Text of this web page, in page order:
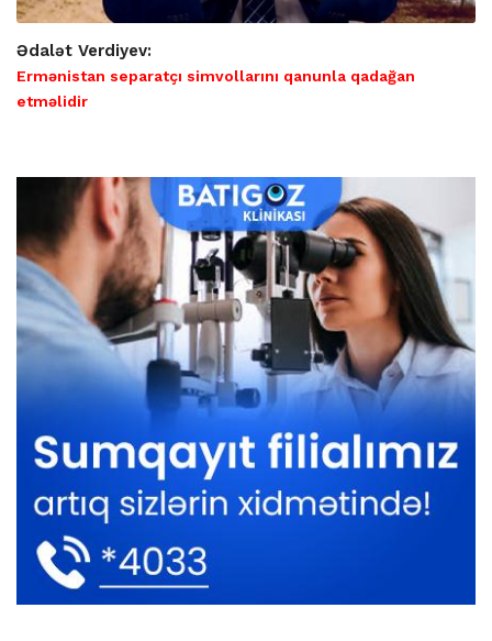
Ədalət Verdiyev:
Ermənistan separatçı simvollarını qanunla qadağan
etməlidir